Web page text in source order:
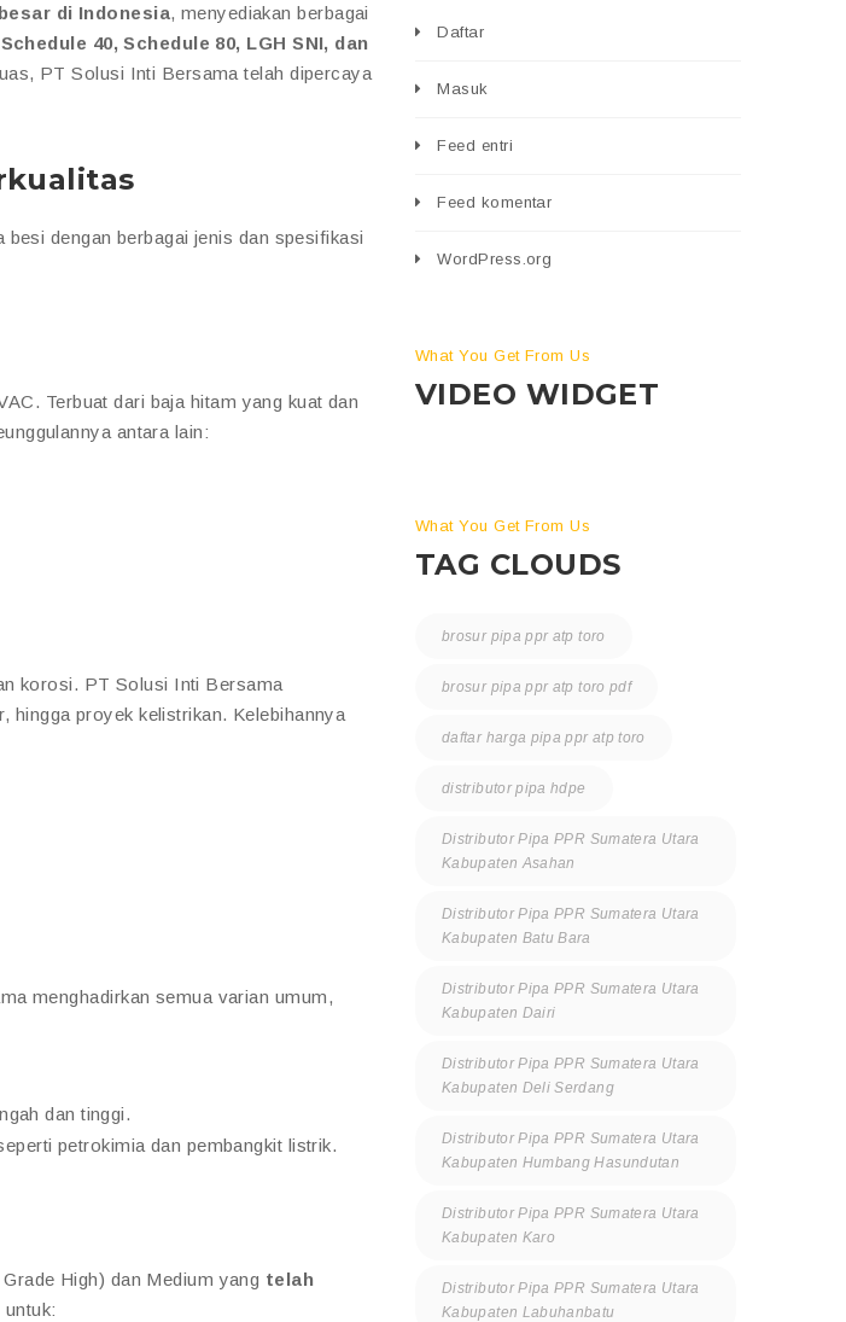
di Indonesia, menyediakan berbagai
40, Schedule 80, LGH SNI, dan
PT Solusi Inti Bersama telah dipercaya
dengan berbagai jenis dan spesifikasi
Terbuat dari baja hitam yang kuat dan
antara lain:
korosi. PT Solusi Inti Bersama
hingga proyek kelistrikan. Kelebihannya
menghadirkan semua varian umum,
dan tinggi.
petrokimia dan pembangkit listrik.
High) dan Medium yang telah
Daftar
Masuk
Feed entri
Feed komentar
WordPress.org
What You Get From Us
VIDEO WIDGET
What You Get From Us
TAG CLOUDS
brosur pipa ppr atp toro
brosur pipa ppr atp toro pdf
daftar harga pipa ppr atp toro
distributor pipa hdpe
Distributor Pipa PPR Sumatera Utara
Kabupaten Asahan
Distributor Pipa PPR Sumatera Utara
Kabupaten Batu Bara
Distributor Pipa PPR Sumatera Utara
Kabupaten Dairi
Distributor Pipa PPR Sumatera Utara
Kabupaten Deli Serdang
Distributor Pipa PPR Sumatera Utara
Kabupaten Humbang Hasundutan
Distributor Pipa PPR Sumatera Utara
Kabupaten Karo
Distributor Pipa PPR Sumatera Utara
Kabupaten Labuhanbatu